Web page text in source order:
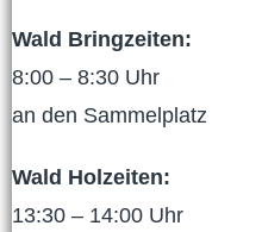
Wald Bringzeiten:
8:00 – 8:30 Uhr
an den Sammelplatz
Wald Holzeiten:
13:30 – 14:00 Uhr